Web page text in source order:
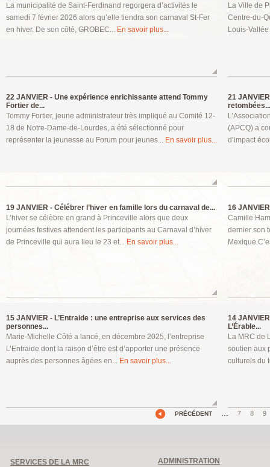
La municipalité de Saint-Ferdinand regorgera d’activités le
samedi 7 février 2026 alors qu’elle tiendra son carnaval St-Fer
en hiver. De son côté, GROBEC... En savoir plus...
La Ville de
Centre-du-
Louis-
22 JANVIER - Une expérience enrichissante attend Tommy
Fortier de...
Tommy Fortier, jeune administrateur très impliqué au Comité 12-
18 de Notre-Dame-de-Lourdes, a été sélectionné pour
représenter la jeunesse au Forum pour jeunes... En savoir plus...
21
retombées...
(APCQ) a
d’impact
19 JANVIER - Célébrer l’hiver en famille lors du carnaval de...
L’hiver se célèbre en grand à Princeville alors que deux
journées festives attendent les participants au Carnaval d’hiver
de Princeville qui aura lieu le 23 et... En savoir plus...
16
Camille
dernier son
15 JANVIER - L’Entraide : une entreprise aux services des
personnes...
Marie-Michelle Côté a lancé, en décembre 2025, l’entreprise
L’Entraide dont la raison d’être est d’apporter une présence
auprès des personnes âgées en... En savoir plus...
14
L’Érable...
La MRC de
soutien aux
culturels du
PRÉCÉDENT … 7 8 9
SERVICES DE LA MRC ADMINISTRATION